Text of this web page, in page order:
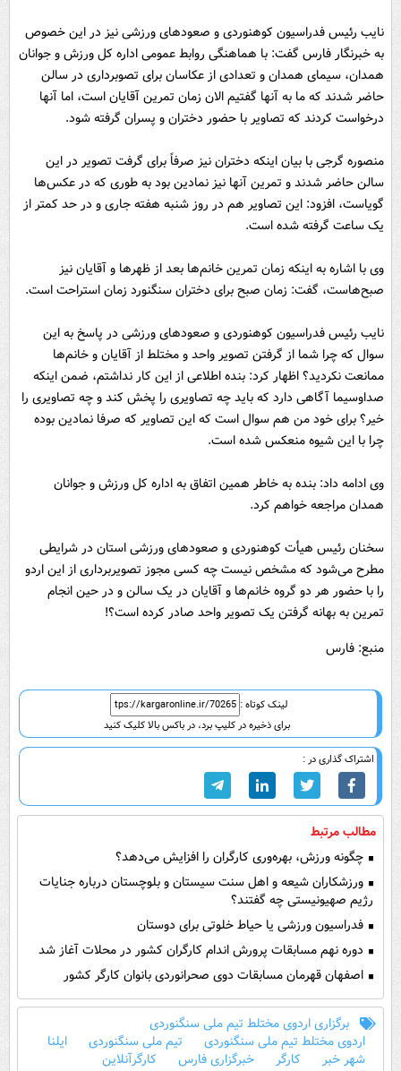
نایب رئیس فدراسیون کوهنوردی و صعودهای ورزشی نیز در این خصوص
به خبرنگار فارس گفت: با هماهنگی روابط عمومی اداره کل ورزش و جوانان
همدان، سیمای همدان و تعدادی از عکاسان برای تصوبرداری در سالن
حاضر شدند که ما به آنها گفتیم الان زمان تمرین آقایان است، اما آنها
درخواست کردند که تصاویر با حضور دختران و پسران گرفته شود.
منصوره گرجی با بیان اینکه دختران نیز صرفاً برای گرفت تصویر در این
سالن حاضر شدند و تمرین آنها نیز نمادین بود به طوری که در عکس‌ها
گویاست، افزود: این تصاویر هم در روز شنبه هفته جاری و در حد کمتر از
یک ساعت گرفته شده است.
وی با اشاره به اینکه زمان تمرین خانم‌ها بعد از ظهرها و آقایان نیز
صبح‌هاست، گفت: زمان صبح برای دختران سنگنورد زمان استراحت است.
نایب رئیس فدراسیون کوهنوردی و صعودهای ورزشی در پاسخ به این
سوال که چرا شما از گرفتن تصویر واحد و مختلط از آقایان و خانم‌ها
ممانعت نکردید؟ اظهار کرد: بنده اطلاعی از این کار نداشتم، ضمن اینکه
صداوسیما آگاهی دارد که باید چه تصاویری را پخش کند و چه تصاویری را
خیر؟ برای خود من هم سوال است که این تصاویر که صرفا نمادین بوده
چرا با این شیوه منعکس شده است.
وی ادامه داد: بنده به خاطر همین اتفاق به اداره کل ورزش و جوانان
همدان مراجعه خواهم کرد.
سخنان رئیس هیأت کوهنوردی و صعودهای ورزشی استان در شرایطی
مطرح می‌شود که مشخص نیست چه کسی مجوز تصویربرداری از این اردو
را با حضور هر دو گروه خانم‌ها و آقایان در یک سالن و در حین انجام
تمرین به بهانه گرفتن یک تصویر واحد صادر کرده است؟!
منبع: فارس
لینک کوتاه :
برای ذخیره در کلیپ برد، در باکس بالا کلیک کنید
اشتراک گذاری در :
مطالب مرتبط
چگونه ورزش، بهره‌وری کارگران را افزایش می‌دهد؟
ورزشکاران شیعه و اهل سنت سیستان و بلوچستان درباره جنایات
رژیم صهیونیستی چه گفتند؟
فدراسیون ورزشی یا حیاط خلوتی برای دوستان
دوره نهم مسابقات پرورش اندام کارگران کشور در محلات آغاز شد
اصفهان قهرمان مسابقات دوی صحرانوردی بانوان کارگر کشور
برگزاری اردوی مختلط تیم ملی سنگنوردی
اردوی مختلط تیم ملی سنگنوردی
تیم ملی سنگنوردی
ایلنا
شهر خبر
کارگر خبرگزاری فارس
کارگرآنلاین